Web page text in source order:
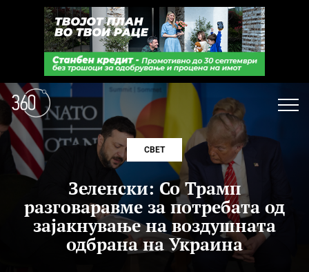
СВЕТ
Зеленски: Со Трамп
разговаравме за потребата од
зајакнување на воздушната
одбрана на Украина